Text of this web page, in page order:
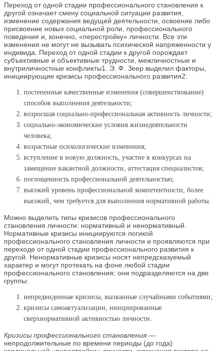
Переход от одной стадии профессионального становления к
другой означает смену социальной ситуации развития,
изменение содержания ведущей деятельности, освоение либо
присвоение новых социальной роли, профессионального
поведения и, конечно, «перестройку» личности. Все эти
изменения не могут не вызывать психической напряженности у
индивида. Переход от одной стадии к другой порождает
субъективные и объективные трудности, межличностные и
внутриличностные конфликты1. Э. Ф. Зеер выделил факторы,
инициирующие кризисы профессионального развития2:
постепенные качественные изменения (совершенствование)
способов выполнения деятельности;
возросшая социально-профессиональная активность личности;
социально-экономические условия жизнедеятельности
человека;
возрастные психологические изменения;
вступление в новую должность, участие в конкурсах на
замещение вакантной должности, аттестация специалистов;
поглощенность профессиональной деятельностью;
высокий уровень профессиональной компетентности, более
высокий, чем требуется для выполнения нормативной работы.
Можно выделить типы кризисов профессионального
становления личности: нормативный и ненормативный.
Нормативные кризисы инициируются логикой
профессионального становления личности и проявляются при
переходе от одной стадии профессионального развития к
другой. Ненормативные кризисы носят непредсказуемый
характер и могут протекать на фоне любой стадии
профессионального становления; они подразделяются на две
группы:
непредвиденные кризисы, вызванные случайными событиями;
кризисы самоактуализации, инициированные
сверхнормативной активностью личности.
Кризисы профессионального становления —
непродолжительные по времени периоды (до года)